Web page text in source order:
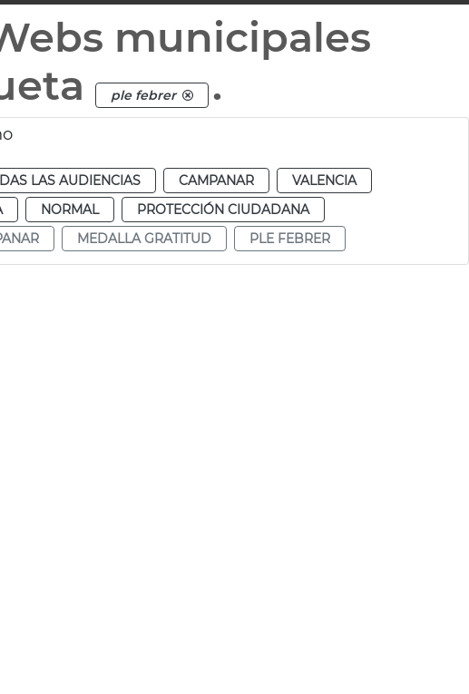
municipales
ple febrer .
LAS AUDIENCIAS CAMPANAR
VALENCIA
NORMAL
PROTECCIÓN CIUDADANA
MEDALLA GRATITUD PLE FEBRER